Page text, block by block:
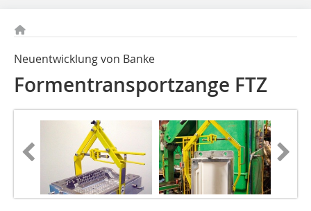
Neuentwicklung von Banke
Formentransportzange FTZ